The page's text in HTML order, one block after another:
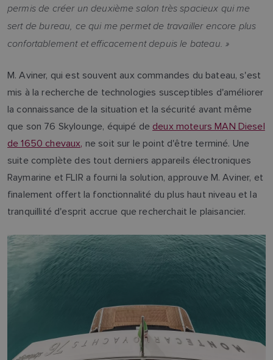
permis de créer un deuxième salon très spacieux qui me
sert de bureau, ce qui me permet de travailler encore plus
confortablement et efficacement depuis le bateau. »
M. Aviner, qui est souvent aux commandes du bateau, s'est
mis à la recherche de technologies susceptibles d'améliorer
la connaissance de la situation et la sécurité avant même
que son 76 Skylounge, équipé de deux moteurs MAN Diesel
de 1650 chevaux, ne soit sur le point d'être terminé. Une
suite complète des tout derniers appareils électroniques
Raymarine et FLIR a fourni la solution, approuve M. Aviner, et
finalement offert la fonctionnalité du plus haut niveau et la
tranquillité d'esprit accrue que recherchait le plaisancier.